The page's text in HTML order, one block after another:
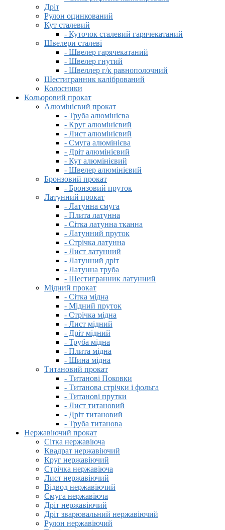
Дріт
Рулон оцинкований
Кут сталевий
- Куточок сталевий гарячекатаний
Швелери сталеві
- Швелер гарячекатаний
- Швелер гнутий
- Швеллер г/к равнополочний
Шестигранник калібрований
Колосники
Кольоровий прокат
Алюмінієвий прокат
- Труба алюмінієва
- Круг алюмінієвий
- Лист алюмінієвий
- Смуга алюмінієва
- Дріт алюмінієвий
- Кут алюмінієвий
- Швелер алюмінієвий
Бронзовий прокат
- Бронзовий пруток
Латунний прокат
- Латунна смуга
- Плита латунна
- Сітка латунна тканна
- Латунний пруток
- Стрічка латунна
- Лист латунний
- Латунний дріт
- Латунна труба
- Шестигранник латунний
Мідний прокат
- Сітка мідна
- Мідний пруток
- Стрічка мідна
- Лист мідний
- Дріт мідний
- Труба мідна
- Плита мідна
- Шина мідна
Титановий прокат
- Титанові Поковки
- Титанова стрічки і фольга
- Титанові прутки
- Лист титановий
- Дріт титановий
- Труба титанова
Нержавіючий прокат
Сітка нержавіюча
Квадрат нержавіючий
Круг нержавіючий
Стрічка нержавіюча
Лист нержавіючий
Відвод нержавіючий
Смуга нержавіюча
Дріт нержавіючий
Дріт зварювальний нержавіючий
Рулон нержавіючий